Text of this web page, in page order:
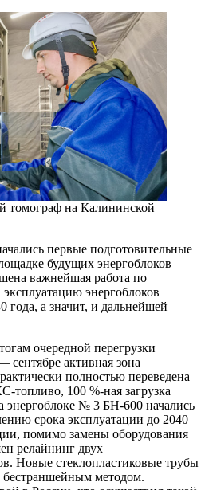
на Калининской
первые подготовительные
будущих энергоблоков
важнейшая работа по
энергоблоков
а значит, и дальнейшей
очередной перегрузки
активная зона
полностью переведена
100 %-ная загрузка
энергоблоке № 3 БН-600 начались
срока эксплуатации до 2040
помимо замены оборудования
релайнинг двух
Новые стеклопластиковые трубы
методом.